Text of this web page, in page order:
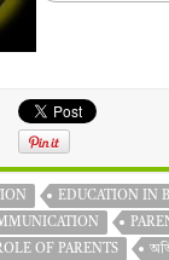
EDUCATION IN
OF PARENTS